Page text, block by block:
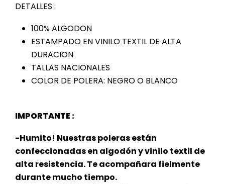
DETALLES :
100% ALGODON
ESTAMPADO EN VINILO TEXTIL DE ALTA
DURACION
TALLAS NACIONALES
COLOR DE POLERA: NEGRO O BLANCO
IMPORTANTE :
-Humito! Nuestras poleras están
confeccionadas en algodón y vinilo textil de
alta resistencia. Te acompañara fielmente
durante mucho tiempo.